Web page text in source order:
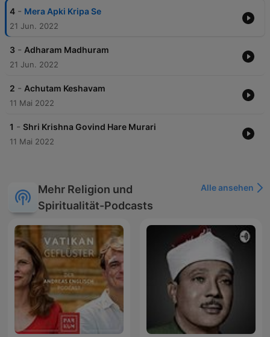
4 - Mera Apki Kripa Se
21 Jun. 2022
3 - Adharam Madhuram
21 Jun. 2022
2 - Achutam Keshavam
11 Mai 2022
1 - Shri Krishna Govind Hare Murari
11 Mai 2022
Mehr Religion und
Spiritualität-Podcasts
Alle ansehen